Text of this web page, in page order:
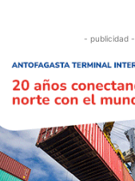
- publicidad -